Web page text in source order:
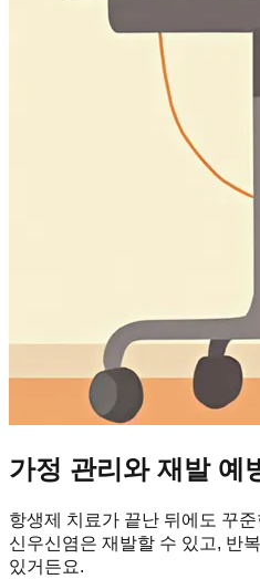
가정 관리와 재발 예
항생제 치료가 끝난 뒤에도 꾸
신우신염은 재발할 수 있고, 반
있거든요.